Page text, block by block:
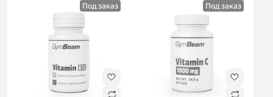
Под заказ Под заказ